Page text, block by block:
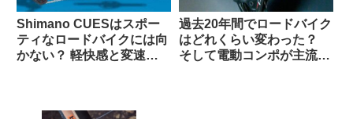
Shimano CUESはスポー
ティなロードバイクには向
かない？ 軽快感と変速の
過去20年間でロードバイク
はどれくらい変わった？
そして電動コンポが主流に